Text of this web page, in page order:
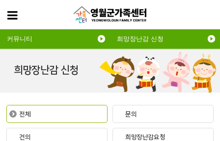
희망장난감 신청
커뮤니티 희망장난감 신청
전체 문의
건의 희망장난감요청